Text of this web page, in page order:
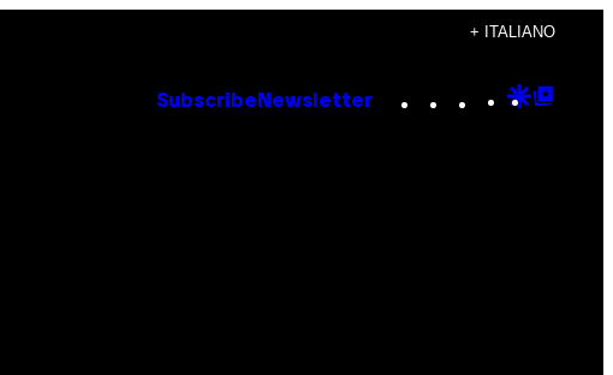
+ ITALIANO
Subscribe Newsletter Instagram
TikTok
YouTube
Google